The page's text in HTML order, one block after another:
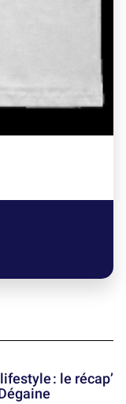
: le récap’